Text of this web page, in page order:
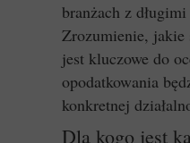
branżach z
Zrozumienie, jakie
jest kluczowe do
opodatkowania
konkretnej
Dla kogo jest